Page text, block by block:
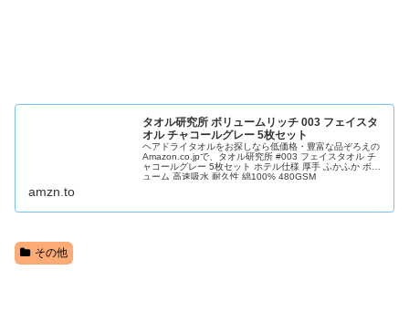
タオル研究所 ボリュームリッチ 003 フェイスタ
オル チャコールグレー 5枚セット
ヘアドライタオルをお探しなら低価格・豊富な品ぞろえの
Amazon.co.jpで、タオル研究所 #003 フェイスタオル チ
ャコールグレー 5枚セット ホテル仕様 厚手 ふかふか ボリ
ューム 高速吸水 耐久性 綿100% 480GSM
amzn.to
その他